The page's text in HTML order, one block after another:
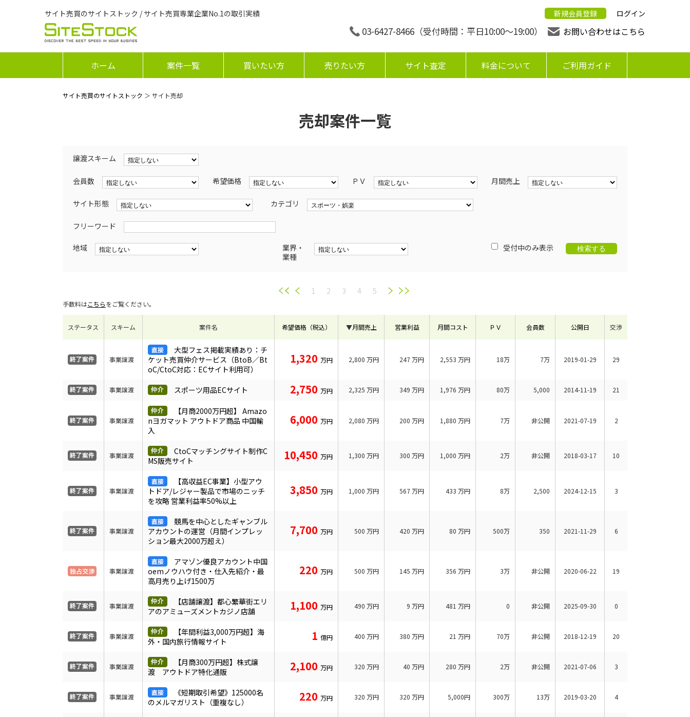
サイト売買のサイトストック / サイト売買専業企業No.1の取引実績 新規会員登録 ログイン
03-6427-8466 （受付時間：平日10:00〜19:00） お問い合わせはこちら
ホーム 案件一覧 買いたい方 売りたい方 サイト査定 料金について ご利用ガイド
サイト売買のサイトストック ＞ サイト売却
売却案件一覧
譲渡スキーム
会員数 希望価格 ＰＶ 月間売上
サイト形態 カテゴリ
フリーワード
地域
業界・
業種
受付中のみ表示
1 2 3 4 5
手数料はこちらをご覧ください。
ステータス スキーム 案件名 希望価格（税込） ▼月間売上 営業利益 月間コスト ＰＶ 会員数 公開日 交渉
事業譲渡
大型フェス掲載実績あり：チ
ケット売買仲介サービス（BtoB／Bt
oC/CtoC対応：ECサイト利用可）
1,320 万円 2,800 万円 247万円 2,553 万円 18万 7万 2019-01-29 29
事業譲渡 スポーツ用品ECサイト 2,750 万円 2,325 万円 349 万円 1,976 万円 80万 5,000 2014-11-19 21
事業譲渡
【月商2000万円超】 Amazo
nヨガマット アウトドア商品 中国輸
入
6,000 万円 2,080 万円 200 万円 1,880 万円 7万 非公開 2021-07-19 2
事業譲渡
CtoCマッチングサイト制作C
MS販売サイト
10,450 万円 1,300 万円 300 万円 1,000 万円 2万 非公開 2018-03-17 10
事業譲渡
【高収益EC事業】小型アウ
トドア/レジャー製品で市場のニッチ
を攻略 営業利益率50%以上
3,850 万円 1,000 万円 567万円 433 万円 8万 2,500 2024-12-15 3
事業譲渡
競馬を中心としたギャンブル
アカウントの運営（月間インプレッ
ション最大2000万超え）
7,700 万円 500 万円 420 万円 80 万円 500万 350 2021-11-29 6
事業譲渡
アマゾン優良アカウント中国
oemノウハウ付き・仕入先紹介・最
高月売り上げ1500万
220 万円 500 万円 145 万円 356 万円 3万 非公開 2020-06-22 19
事業譲渡
【店舗譲渡】都心繁華街エリ
アのアミューズメントカジノ店舗
1,100 万円 490 万円 9 万円 481 万円 0 非公開 2025-09-30 0
事業譲渡
【年間利益3,000万円超】海
外・国内旅行情報サイト
1 億円 400 万円 380 万円 21 万円 70万 非公開 2018-12-19 20
事業譲渡
【月商300万円超】株式譲
渡 アウトドア特化通販
2,100 万円 320 万円 40 万円 280 万円 2万 非公開 2021-07-06 3
事業譲渡
《短期取引希望》125000名
のメルマガリスト（重複なし）
220 万円 320 万円 320 万円 5,000円 300万 13万 2019-03-20 4